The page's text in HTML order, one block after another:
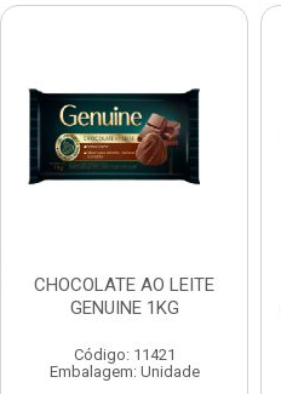
CHOCOLATE AO LEITE
GENUINE 1KG
Código: 11421
Embalagem: Unidade